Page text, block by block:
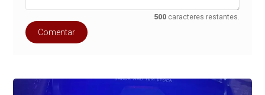
500 caracteres restantes.
Comentar